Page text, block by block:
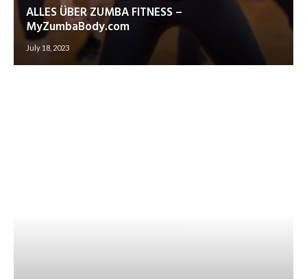
ALLES ÜBER ZUMBA FITNESS –
MyZumbaBody.com
July 18, 2023